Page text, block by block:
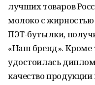
лучших товаров
молоко с жирностью
ПЭТ-бутылки,
«Наш бренд». Кроме
удостоилась
качество продукции